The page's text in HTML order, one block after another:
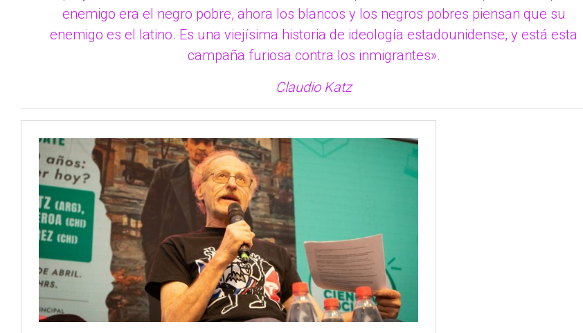
enemigo era el negro pobre, ahora los blancos y los negros pobres piensan que su
enemigo es el latino. Es una viejísima historia de ideología estadounidense, y está esta
campaña furiosa contra los inmigrantes».
Claudio Katz